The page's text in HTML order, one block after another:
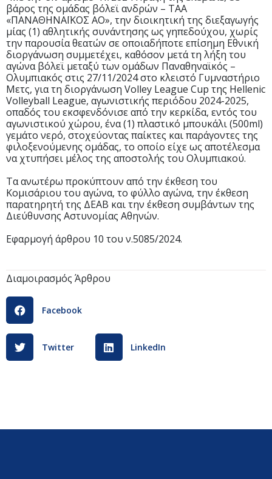
βάρος της ομάδας βόλεϊ ανδρών – ΤΑΑ
«ΠΑΝΑΘΗΝΑΪΚΟΣ ΑΟ», την διοικητική της διεξαγωγής
μίας (1) αθλητικής συνάντησης ως γηπεδούχου, χωρίς
την παρουσία θεατών σε οποιαδήποτε επίσημη Εθνική
διοργάνωση συμμετέχει, καθόσον μετά τη λήξη του
αγώνα βόλεϊ μεταξύ των ομάδων Παναθηναϊκός –
Ολυμπιακός στις 27/11/2024 στο κλειστό Γυμναστήριο
Μετς, για τη διοργάνωση Volley League Cup της Hellenic
Volleyball League, αγωνιστικής περιόδου 2024-2025,
οπαδός του εκσφενδόνισε από την κερκίδα, εντός του
αγωνιστικού χώρου, ένα (1) πλαστικό μπουκάλι (500ml)
γεμάτο νερό, στοχεύοντας παίκτες και παράγοντες της
φιλοξενούμενης ομάδας, το οποίο είχε ως αποτέλεσμα
να χτυπήσει μέλος της αποστολής του Ολυμπιακού.
Τα ανωτέρω προκύπτουν από την έκθεση του
Κομισάριου του αγώνα, το φύλλο αγώνα, την έκθεση
παρατηρητή της ΔΕΑΒ και την έκθεση συμβάντων της
Διεύθυνσης Αστυνομίας Αθηνών.
Εφαρμογή άρθρου 10 του ν.5085/2024.
Διαμοιρασμός Άρθρου
Facebook
Twitter LinkedIn